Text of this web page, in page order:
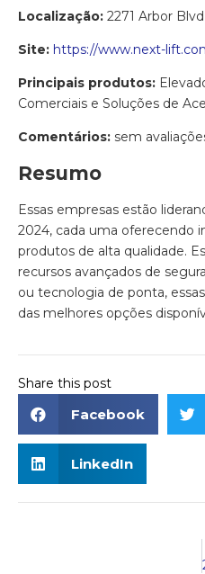
Localização: 2271 Arbor
Site: https://www.next-
Principais produtos:
Comerciais e Soluções de
Comentários: sem
Resumo
Essas empresas estão
2024, cada uma oferecendo
produtos de alta qualidade.
recursos avançados de
ou tecnologia de ponta,
das melhores opções
Share this post
Facebook
LinkedIn